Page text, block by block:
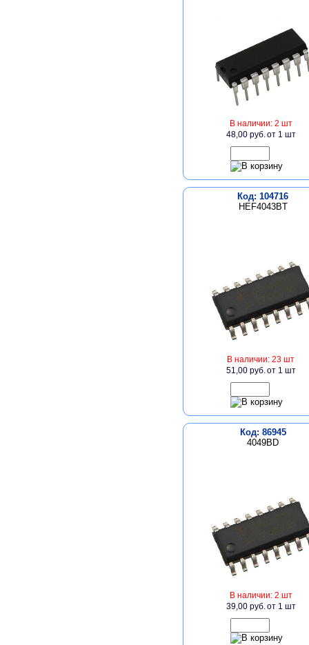
В наличии: 2 шт
48,00 руб.от 1 шт
Код: 104716
HEF4043BT
В наличии: 23 шт
51,00 руб.от 1 шт
Код: 86945
4049BD
В наличии: 2 шт
39,00 руб.от 1 шт